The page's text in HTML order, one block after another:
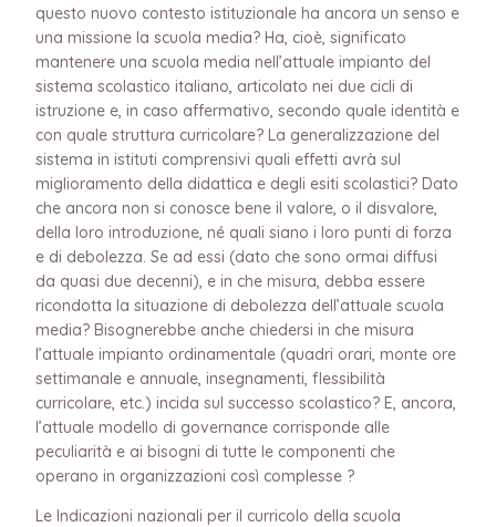
questo nuovo contesto istituzionale ha ancora un senso e
una missione la scuola media? Ha, cioè, significato
mantenere una scuola media nell’attuale impianto del
sistema scolastico italiano, articolato nei due cicli di
istruzione e, in caso affermativo, secondo quale identità e
con quale struttura curricolare? La generalizzazione del
sistema in istituti comprensivi quali effetti avrà sul
miglioramento della didattica e degli esiti scolastici? Dato
che ancora non si conosce bene il valore, o il disvalore,
della loro introduzione, né quali siano i loro punti di forza
e di debolezza. Se ad essi (dato che sono ormai diffusi
da quasi due decenni), e in che misura, debba essere
ricondotta la situazione di debolezza dell’attuale scuola
media? Bisognerebbe anche chiedersi in che misura
l’attuale impianto ordinamentale (quadri orari, monte ore
settimanale e annuale, insegnamenti, flessibilità
curricolare, etc.) incida sul successo scolastico? E, ancora,
l’attuale modello di governance corrisponde alle
peculiarità e ai bisogni di tutte le componenti che
operano in organizzazioni così complesse ?
Le Indicazioni nazionali per il curricolo della scuola